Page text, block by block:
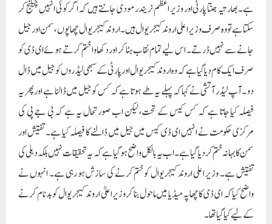
ہے۔ بھارتیہ جنتا پارٹی اور وزیر اعظم نریندر مودی جانتے ہیں کہ اگر کوئی انہیں چیلنج کر
سکتا ہے تو وہ صرف وزیر اعلی اروند کیجریوال ہیں۔ اروند کیجریوال چھاپوں، سمن اور جیل
جانے سے نہیں ڈرتے۔ اس لیے تمام نقاب ہٹا کر اور دکھاوا ختم کرتے ہوئے ای ڈی کو
صرف ایک کام دیا گیا ہے کہ وہ اروند کیجریوال اور پارٹی کے سبھی لیڈروں کو جیل میں ڈال
دو ۔ آپ لیڈر آتشی نے کہا کہ پہلے یہ طے ہوتا ہے کہ کس کو جیل میں ڈالنا ہے اور پھر یہ
فیصلہ کیا جاتا ہے کہ کس کیس کے تحت، لیکن اب صورتحال یہ ہے کہ بی جے پی کی
مرکزی حکومت نے انہیں ای ڈی کیس میں جیل میں ڈالنے کا فیصلہ کیا ہے۔ تفتیش اور
سمن کا بہانہ ختم کر دیا گیا ہے۔ اب یہ بالکل واضح ہو گیا ہے کہ یہ تحقیقات نہیں بلکہ دہلی کی
تفتیش ہے۔ وزیر اعلی اروند کیجریوال کو ختم کرنے کی سازش ہو رہی ہے۔ انہوں نے
واضح کیا کہ ای ڈی کا چھاپہ میڈیا میں ماحول بنا کر وزیراعلیٰ اروند کیجریوال کو بدنام کرنے
کے لیے کیا گیا تھا۔